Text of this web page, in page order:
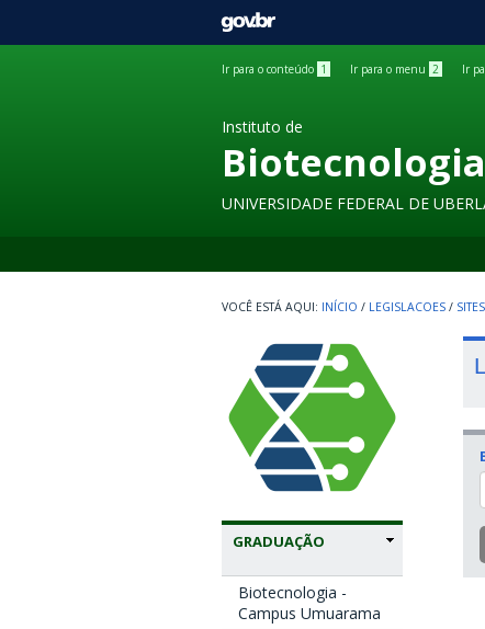
GOVBR
Ir para o conteúdo 1 Ir para o menu 2 Ir
Instituto de
Biotecnologia
UNIVERSIDADE FEDERAL DE
INÍCIO / LEGISLACOES / SITES
GRADUAÇÃO
Biotecnologia -
Campus Umuarama